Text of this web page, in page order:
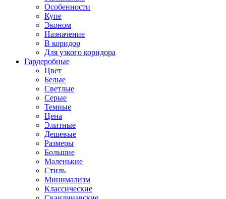
Особенности
Купе
Эконом
Назначение
В коридор
Для узкого коридора
Гардеробные
Цвет
Белые
Светлые
Серые
Темные
Цена
Элитные
Дешевые
Размеры
Большие
Маленькие
Стиль
Минимализм
Классические